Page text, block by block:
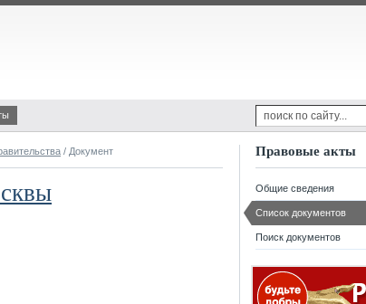
/ Документ Правовые акты
Общие сведения
Список документов
Поиск документов